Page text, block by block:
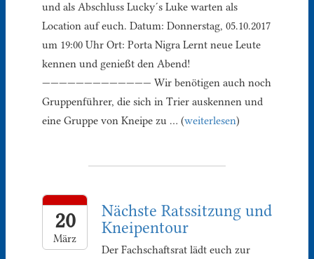
und als Abschluss Lucky´s Luke warten als
Location auf euch. Datum: Donnerstag, 05.10.2017
um 19:00 Uhr Ort: Porta Nigra Lernt neue Leute
kennen und genießt den Abend!
————————————— Wir benötigen auch noch
Gruppenführer, die sich in Trier auskennen und
eine Gruppe von Kneipe zu … (weiterlesen)
20
März
Nächste Ratssitzung und
Kneipentour
Der Fachschaftsrat lädt euch zur